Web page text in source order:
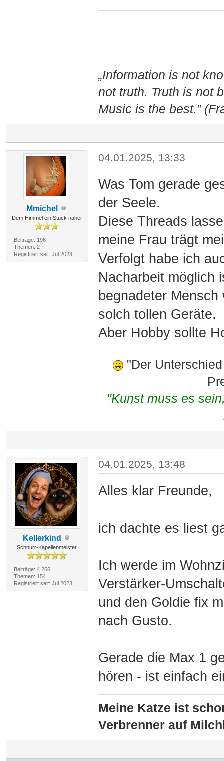
„Information is not
not truth. Truth is not
Music is the best.”
Mmichel
Dem Himmel ein Stück näher
Beiträge: 196
Themen: 2
Registriert seit: Jul 2023
04.01.2025, 13:33
Was Tom gerade
der Seele.
Diese Threads
meine Frau trägt
Verfolgt habe ich
Nacharbeit möglich
begnadeter
solch tollen Geräte.
Aber Hobby sollte
"Der
"Kunst muss es
Kellerkind
Schnurr-Kapellenmeister
Beiträge: 4.266
Themen: 154
Registriert seit: Jul 2023
04.01.2025, 13:48
Alles klar Freunde,
ich dachte es liest
Ich werde im
Verstärker-
und den Goldie fix
nach Gusto.
Gerade die Max 1
hören - ist einfach
Meine Katze ist
Verbrenner auf